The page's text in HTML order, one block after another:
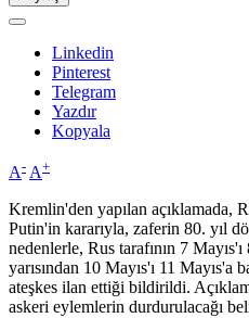
Linkedin
Pinterest
Telegram
Yazdır
Kopyala
A- A+
Kremlin'den yapılan açıklamada,
Putin'in kararıyla, zaferin 80. yıl
nedenlerle, Rus tarafının 7
yarısından 10 Mayıs'ı 11 Mayıs'a
ateşkes ilan ettiği bildirildi.
askeri eylemlerin durdurulacağı